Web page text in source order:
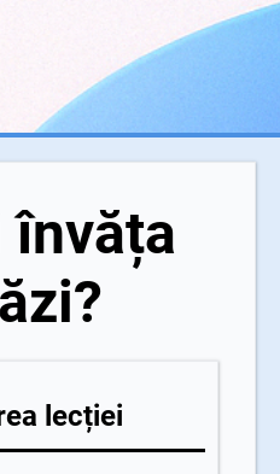
învăța
lecției